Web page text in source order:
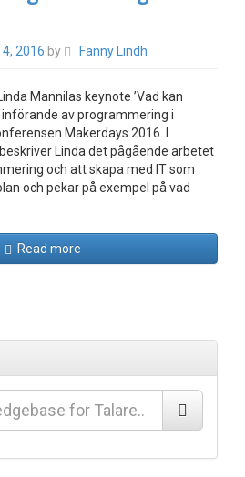
2016 by Fanny Lindh
Mannilas keynote ’Vad kan
av programmering i
Makerdays 2016. I
Linda det pågående arbetet
och att skapa med IT som
och pekar på exempel på vad
Read more